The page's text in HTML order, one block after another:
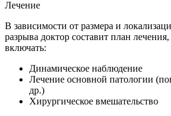
Лечение
В зависимости от размера и
разрыва доктор составит план
включать:
Динамическое наблюдение
Лечение основной патологии
др.)
Хирургическое вмешательство